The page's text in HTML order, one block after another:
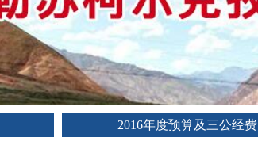
2016年度预算及三公经费